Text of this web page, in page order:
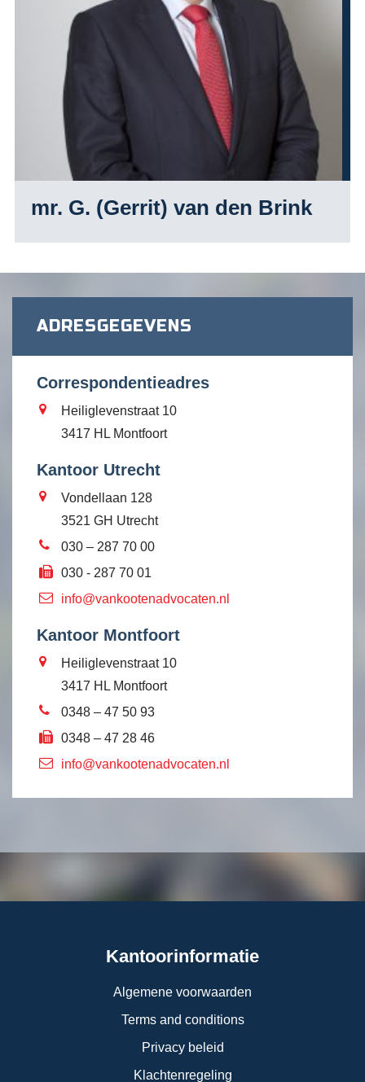
mr. G. (Gerrit) van den Brink
ADRESGEGEVENS
Correspondentieadres
Heiliglevenstraat 10
3417 HL Montfoort
Kantoor Utrecht
Vondellaan 128
3521 GH Utrecht
030 – 287 70 00
030 - 287 70 01
info@vankootenadvocaten.nl
Kantoor Montfoort
Heiliglevenstraat 10
3417 HL Montfoort
0348 – 47 50 93
0348 – 47 28 46
info@vankootenadvocaten.nl
Kantoorinformatie
Algemene voorwaarden
Terms and conditions
Privacy beleid
Klachtenregeling